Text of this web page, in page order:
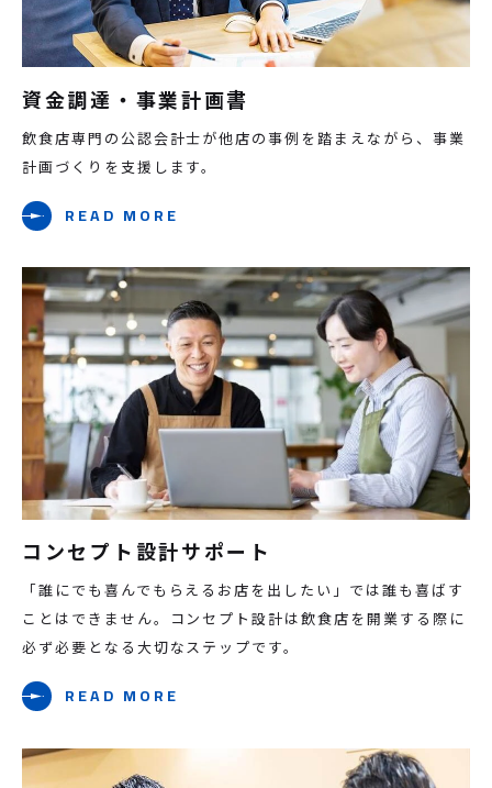
資金調達・事業計画書
飲食店専門の公認会計士が他店の事例を踏まえながら、事業
計画づくりを支援します。
READ MORE
コンセプト設計サポート
「誰にでも喜んでもらえるお店を出したい」では誰も喜ばす
ことはできません。コンセプト設計は飲食店を開業する際に
必ず必要となる大切なステップです。
READ MORE